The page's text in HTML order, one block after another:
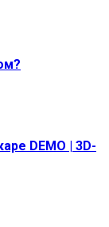
DEMO | 3D-